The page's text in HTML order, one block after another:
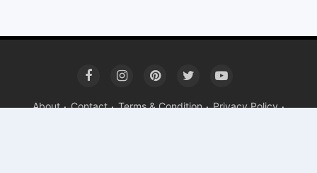
About Contact Terms & Condition Privacy Policy